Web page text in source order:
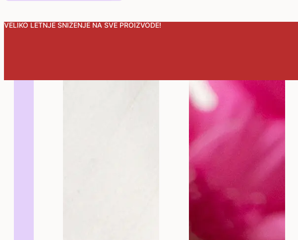
VELIKO LETNJE SNIŽENJE NA SVE PROIZVODE!
Mmmazalice
4